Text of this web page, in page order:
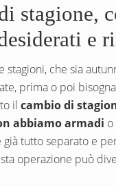
stagione,
e
stagioni, che sia
prima o poi
il cambio di
abbiamo armadi o
già tutto separato e
operazione può